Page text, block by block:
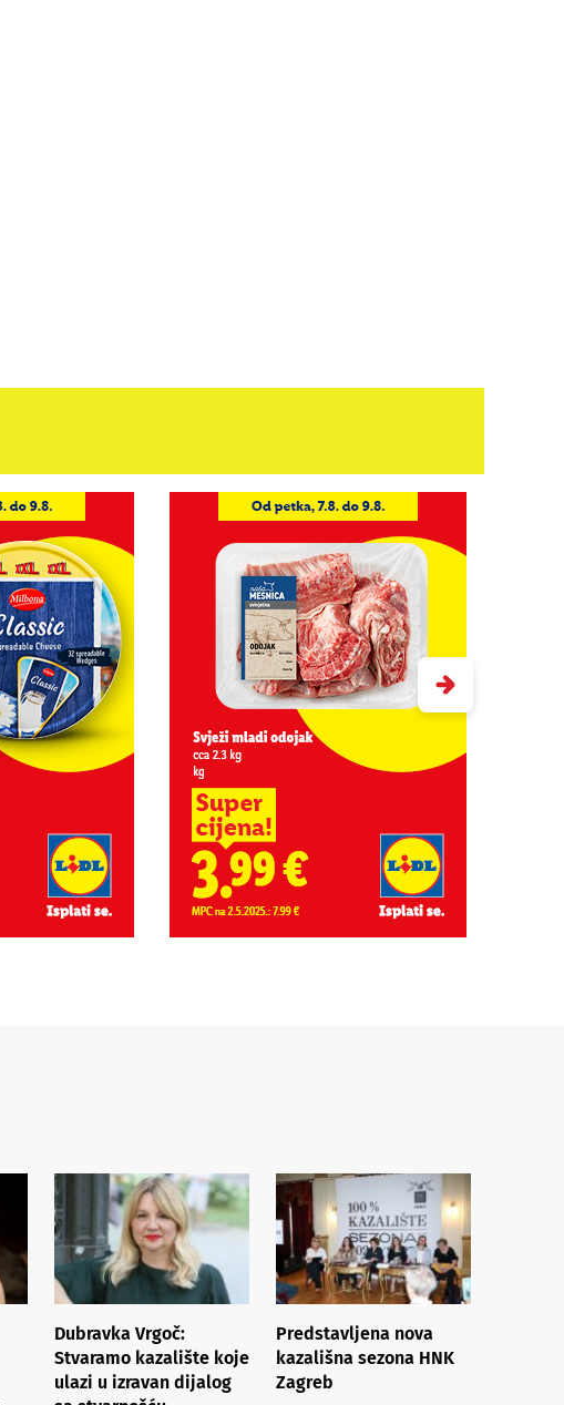
Dubravka Vrgoč:
Stvaramo kazalište koje
ulazi u izravan dijalog
Predstavljena nova
kazališna sezona HNK
Zagreb